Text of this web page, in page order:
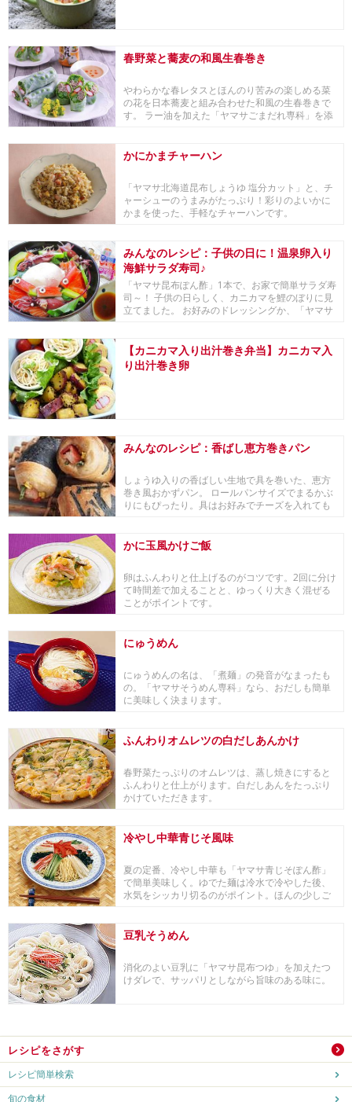
春野菜と蕎麦の和風生春巻き
やわらかな春レタスとほんのり苦みの楽しめる菜
の花を日本蕎麦と組み合わせた和風の生春巻きで
す。 ラー油を加えた「ヤマサごまだれ専科」を添
かにかまチャーハン
「ヤマサ北海道昆布しょうゆ 塩分カット」と、チ
ャーシューのうまみがたっぷり！彩りのよいかに
かまを使った、手軽なチャーハンです。
みんなのレシピ：子供の日に！温泉卵入り
海鮮サラダ寿司♪
「ヤマサ昆布ぽん酢」1本で、お家で簡単サラダ寿
司～！ 子供の日らしく、カニカマを鯉のぼりに見
立てました。 お好みのドレッシングか、「ヤマサ
【カニカマ入り出汁巻き弁当】カニカマ入
り出汁巻き卵
みんなのレシピ：香ばし恵方巻きパン
しょうゆ入りの香ばしい生地で具を巻いた、恵方
巻き風おかずパン。 ロールパンサイズでまるかぶ
りにもぴったり。具はお好みでチーズを入れても
かに玉風かけご飯
卵はふんわりと仕上げるのがコツです。2回に分け
て時間差で加えることと、ゆっくり大きく混ぜる
ことがポイントです。
にゅうめん
にゅうめんの名は、「煮麺」の発音がなまったも
の。「ヤマサそうめん専科」なら、おだしも簡単
に美味しく決まります。
ふんわりオムレツの白だしあんかけ
春野菜たっぷりのオムレツは、蒸し焼きにすると
ふんわりと仕上がります。白だしあんをたっぷり
かけていただきます。
冷やし中華青じそ風味
夏の定番、冷やし中華も「ヤマサ青じそぽん酢」
で簡単美味しく。ゆでた麺は冷水で冷やした後、
水気をシッカリ切るのがポイント。ほんの少しご
豆乳そうめん
消化のよい豆乳に「ヤマサ昆布つゆ」を加えたつ
けダレで、サッパリとしながら旨味のある味に。
レシピをさがす
レシピ簡単検索
旬の食材